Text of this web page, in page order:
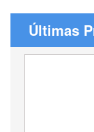
Últimas